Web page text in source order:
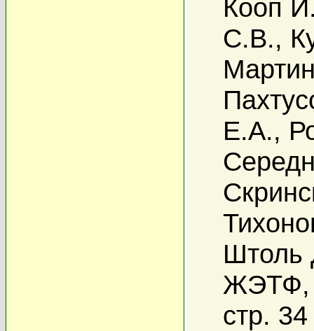
Кооп
С.В.,
Е.А.,
Штоль
ЖЭТФ,
стр. 34